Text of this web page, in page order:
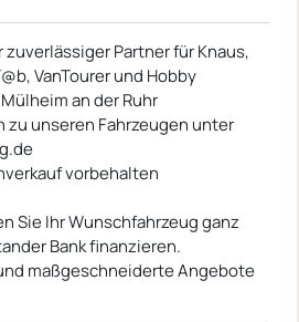
zuverlässiger Partner für Knaus,
VanTourer und Hobby
an der Ruhr
unseren Fahrzeugen unter
vorbehalten
Sie Ihr Wunschfahrzeug ganz
Bank finanzieren.
maßgeschneiderte Angebote